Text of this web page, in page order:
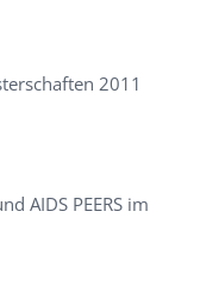
2011
AIDS PEERS im